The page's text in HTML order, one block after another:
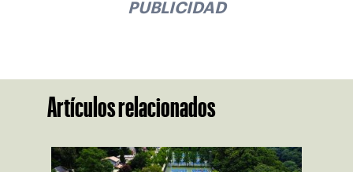
PUBLICIDAD
Artículos relacionados